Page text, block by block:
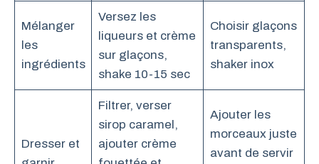
Mélanger
les
ingrédients
Versez les
liqueurs et crème
sur glaçons,
shake 10-15 sec
Choisir glaçons
transparents,
shaker inox
Dresser et
Filtrer, verser
sirop caramel,
ajouter crème
Ajouter les
morceaux juste
avant de servir